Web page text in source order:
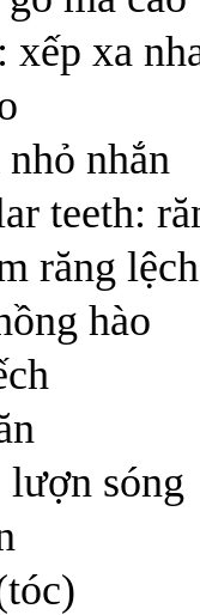
xếp xa
nhắn
teeth:
răng lệch
hào
lượn sóng